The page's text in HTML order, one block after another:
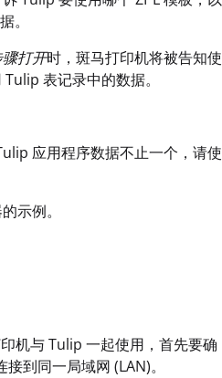
。
打开时，斑马打印机将被告知使
表记录中的数据。
应用程序数据不止一个，请使
示例。
机与 Tulip 一起使用，首先要确
到同一局域网 (LAN)。